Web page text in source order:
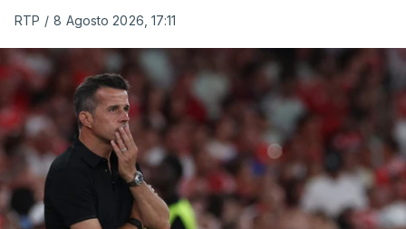
RTP / 8 Agosto 2026, 17:11